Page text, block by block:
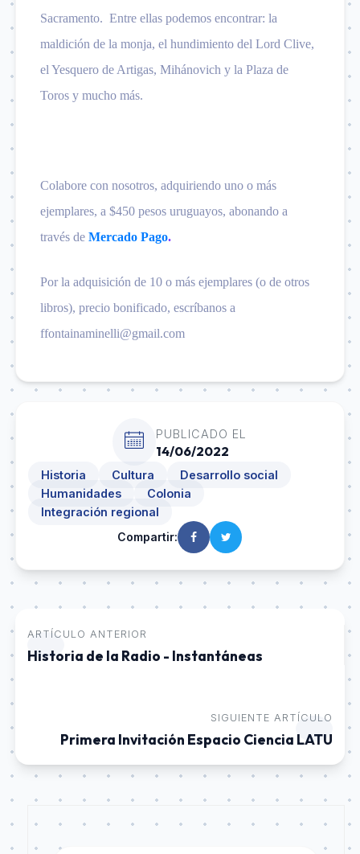
Sacramento. Entre ellas podemos encontrar: la
maldición de la monja, el hundimiento del Lord Clive,
el Yesquero de Artigas, Mihánovich y la Plaza de
Toros y mucho más.
Colabore con nosotros, adquiriendo uno o más
ejemplares, a $450 pesos uruguayos, abonando a
través de Mercado Pago.
Por la adquisición de 10 o más ejemplares (o de otros
libros), precio bonificado, escríbanos a
ffontainaminelli@gmail.com
PUBLICADO EL
14/06/2022
Historia Cultura
Desarrollo social
Humanidades
Colonia
Integración regional
Compartir:
ARTÍCULO ANTERIOR
Historia de la Radio - Instantáneas
SIGUIENTE ARTÍCULO
Primera Invitación Espacio Ciencia LATU